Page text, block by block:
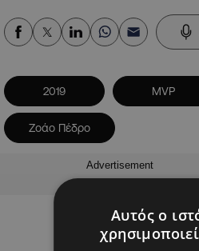
2019 MVP
Ζοάο Πέδρο
Advertisement
Αυτός ο